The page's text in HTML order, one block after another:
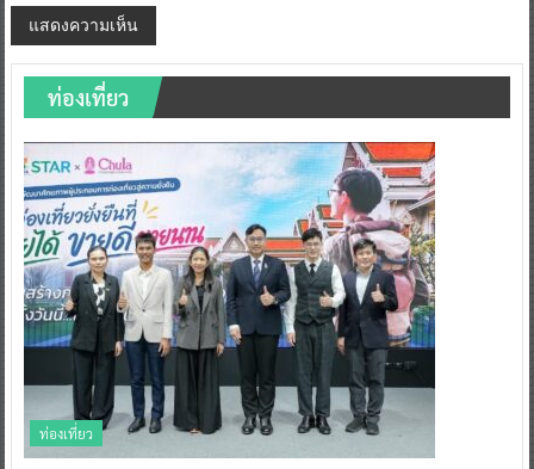
ท่องเที่ยว
ท่องเที่ยว